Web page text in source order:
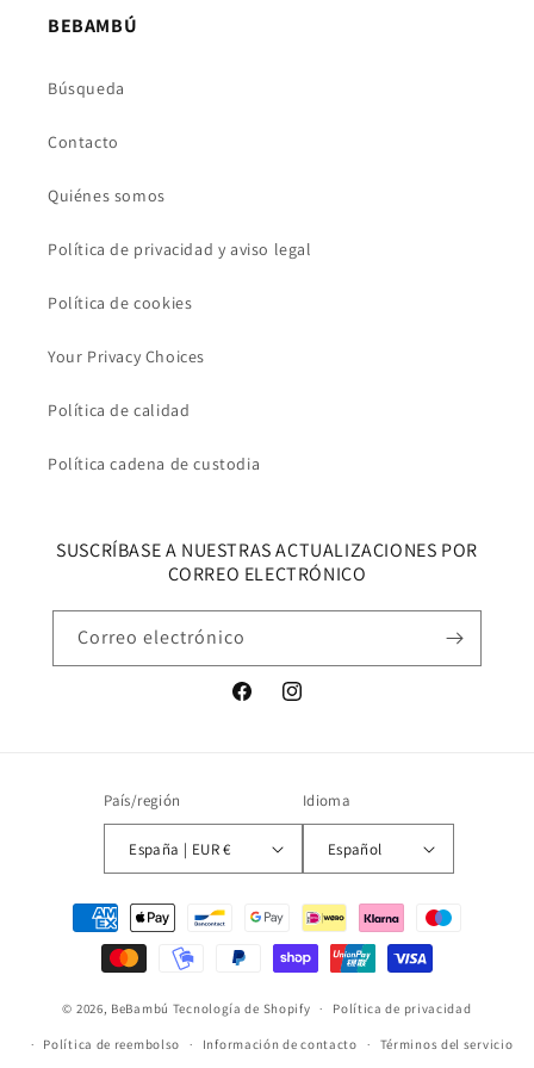
BEBAMBÚ
Búsqueda
Contacto
Quiénes somos
Política de privacidad y aviso legal
Política de cookies
Your Privacy Choices
Política de calidad
Política cadena de custodia
SUSCRÍBASE A NUESTRAS ACTUALIZACIONES POR
CORREO ELECTRÓNICO
Correo electrónico
FacebookInstagram
País/región
España | EUR €
Idioma
Español
Formas
© 2026, BeBambú Tecnología de Shopify Política de privacidad
Política de reembolso Información de contacto Términos del servicio